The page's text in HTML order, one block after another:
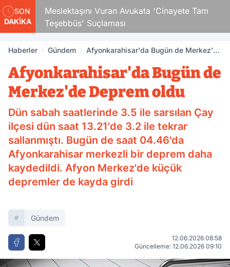
SON
DAKİKA
Meslektaşını Vuran Avukata 'Cinayete Tam
Teşebbüs' Suçlaması
Haberler Gündem
Afyonkarahisar'da Bugün de Merkez'de
Afyonkarahisar'da Bugün de
Merkez'de Deprem oldu
Dün sabah saatlerinde 3.5 ile sarsılan Çay
ilçesi dün saat 13.21'de 3.2 ile tekrar
sallanmıştı. Bugün de saat 04.46'da
Afyonkarahisar merkezli bir deprem daha
kaydedildi. Afyon Merkez'de küçük
depremler de kayda girdi
Gündem
12.06.2026 08:58
Güncelleme: 12.06.2026 09:10